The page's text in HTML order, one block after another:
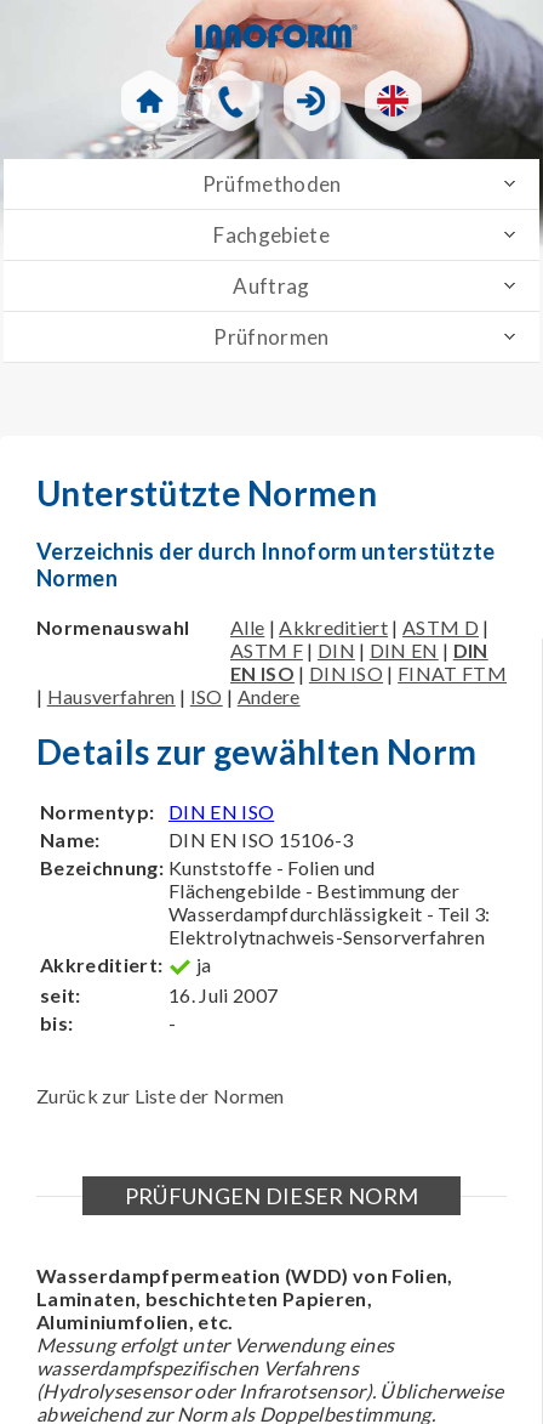
Prüfmethoden
Fachgebiete
Auftrag
Prüfnormen
Unterstützte Normen
Verzeichnis der durch Innoform unterstützte
Normen
Normenauswahl Alle |Akkreditiert |ASTM D |
ASTM F| DIN | DIN EN | DIN
EN ISO | DIN ISO | FINAT FTM
| Hausverfahren | ISO | Andere
Details zur gewählten Norm
Normentyp:
DIN EN ISO
Name:
DIN EN ISO 15106-3
Bezeichnung: Kunststoffe - Folien und
Flächengebilde - Bestimmung der
Wasserdampfdurchlässigkeit - Teil 3:
Elektrolytnachweis-Sensorverfahren
Akkreditiert:
ja
seit:
16. Juli 2007
bis:
-
Zurück zur Liste der Normen
PRÜFUNGEN DIESER NORM
Wasserdampfpermeation (WDD) von Folien,
Laminaten, beschichteten Papieren,
Aluminiumfolien, etc.
Messung erfolgt unter Verwendung eines
wasserdampfspezifischen Verfahrens
(Hydrolysesensor oder Infrarotsensor). Üblicherweise
abweichend zur Norm als Doppelbestimmung.